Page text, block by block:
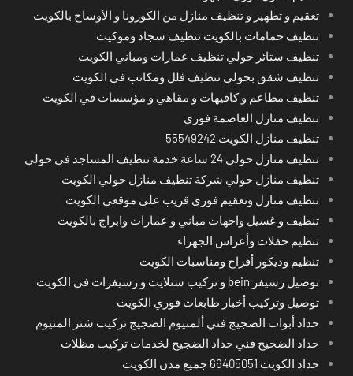
تعقيم و تطهير و تنظيف منازل من الكورونا و الأوساخ بالكويت
تنظيف حمامات بالكويت تنظيف سجاد وموكيت
تنظيف ستائر حولي تنظيف عمارات ومباني الكويت
تنظيف شقق بحولي تنظيف فلل ومكاتب في الكويت
تنظيف مطاعم و كافيهات و مقاهي و مؤسسات في الكويت
تنظيف منازل العاصمة فوري
تنظيف منازل الكويت 55549242
تنظيف منازل حولي 24 ساعة خدمة تنظيف المساجد في حولي
تنظيف منازل حولي شركة تنظيف منازل حولي الكويت
تنظيف منازل وتعقيم فوري قريب على موقعي الكويت
تنظيف و غسيل واجهات مباني و عمارات وابراج بالكويت
تنظيم حفلات وأعراس الجهراء
تنظيم وديكور أفراح ومناسبات الكويت
توصيل رسيفر bein و تركيب ستلايت و رسيفرات في الكويت
توصيل وتركيب أخبار طابعات فوري الكويت
حداد أبواب الضجيج فني ألمنيوم الضجيج تركيب شتر المنيوم
حداد الضجيج فني حداد الضجيج لخدمات تركيب مظلات
حداد الكويت 66405051 جميع مدن الكويت